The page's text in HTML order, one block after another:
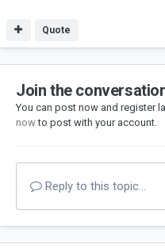
Quote
Join the
You can post now and register
nowto post with your account.
Reply to this topic...